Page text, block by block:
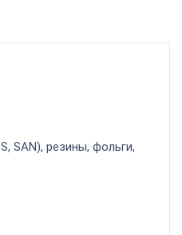
SAN), резины, фольги,